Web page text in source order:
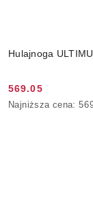
Hulajnoga
Cena
promocyjna:
569.05
Najniższa
Najniższa cena: